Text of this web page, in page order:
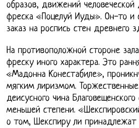
образов, движений человеческой
фреска «Поцелуй Иуды». Он-то и
заказ на роспись стен древнего
На противоположной стороне
фреску иного характера. Это
«Мадонна Конестабиле»,
мягким лиризмом.
деисусного чина
меньшей степени.
о том, Шекспиру ли